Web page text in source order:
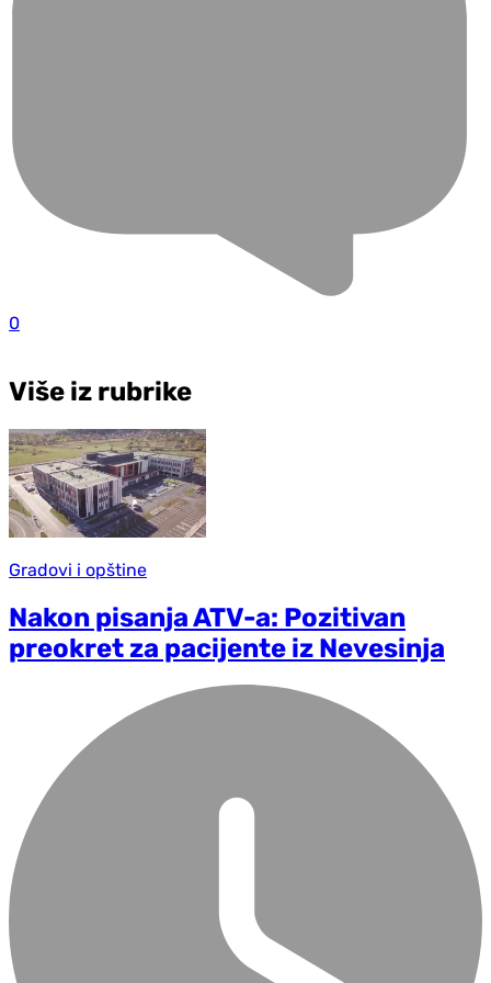
0
Više iz rubrike
Gradovi i opštine
Nakon pisanja ATV-a: Pozitivan
preokret za pacijente iz Nevesinja